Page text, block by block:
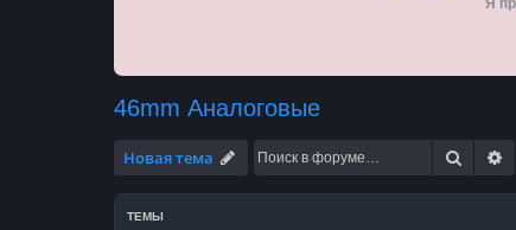
46mm Аналоговые
Новая тема Поиск
ТЕМЫ